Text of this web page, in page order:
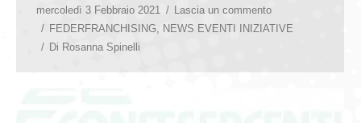
mercoledì 3 Febbraio 2021
Lascia un commento
FEDERFRANCHISING
NEWS EVENTI INIZIATIVE
Di Rosanna Spinelli